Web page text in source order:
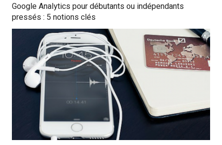
Google Analytics pour débutants ou indépendants
pressés : 5 notions clés